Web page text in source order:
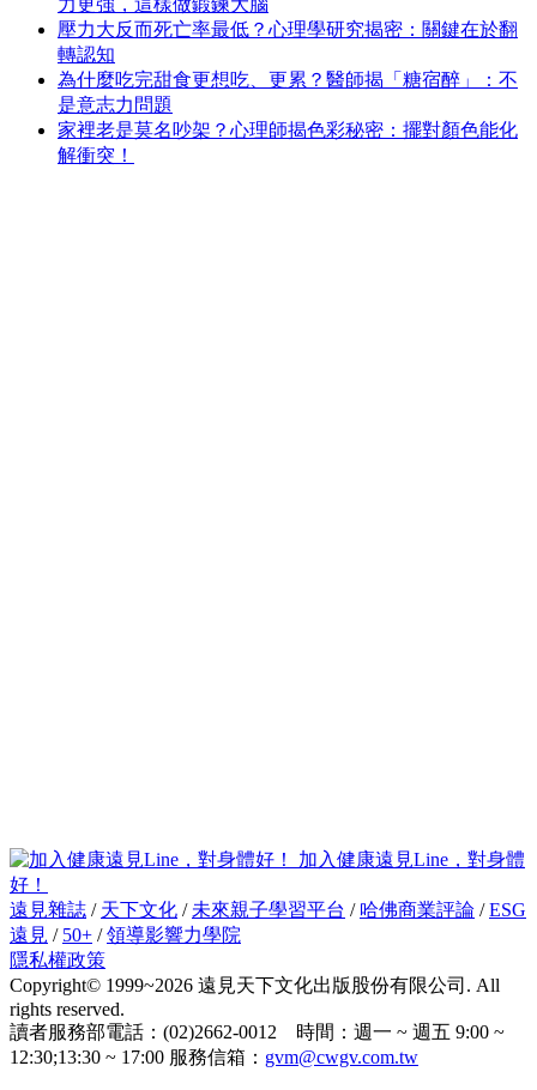
壓力大反而死亡率最低？心理學研究揭密：關鍵在於翻
轉認知
為什麼吃完甜食更想吃、更累？醫師揭「糖宿醉」：不
是意志力問題
家裡老是莫名吵架？心理師揭色彩秘密：擺對顏色能化
解衝突！
加入健康遠見Line，對身體
好！
遠見雜誌 / 天下文化 / 未來親子學習平台 / 哈佛商業評論 /ESG
遠見 / 50+ /領導影響力學院
隱私權政策
Copyright© 1999~2026 遠見天下文化出版股份有限公司. All
rights reserved.
讀者服務部電話：(02)2662-0012 時間：週一 ~ 週五 9:00 ~
12:30;13:30 ~ 17:00 服務信箱： gvm@cwgv.com.tw